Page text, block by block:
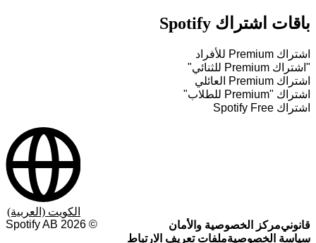
باقات اشتراك Spotify
اشتراك Premium للأفراد
"اشتراك Premium للثنائي"
اشتراك Premium العائلي
اشتراك "Premium للطلاب"
اشتراك Spotify Free
قانونيمركز الخصوصية والأمان
سياسة الخصوصيةملفات تعريف الارتباط
©
2026
الكويت (العربية)